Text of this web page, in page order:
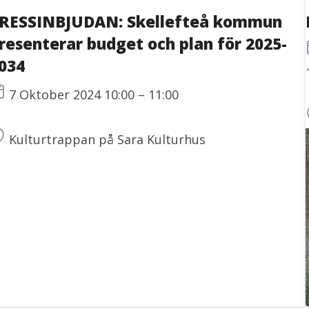
Skellefteå kommun
budget och plan för 2025-
Tid
7 Oktober 2024 10:00 – 11:00
Plats
Kulturtrappan på Sara Kulturhus